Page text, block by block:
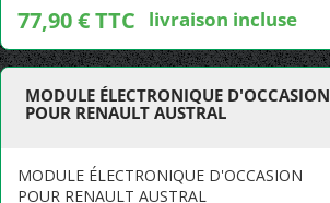
77,90 € TTC livraison incluse
MODULE ÉLECTRONIQUE D'OCCASION
POUR RENAULT AUSTRAL
MODULE ÉLECTRONIQUE D'OCCASION
POUR RENAULT AUSTRAL